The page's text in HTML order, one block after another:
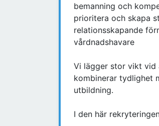
bemanning och
prioritera och skapa
relationsskapande
vårdnadshavare
Vi lägger stor vikt vid
kombinerar tydlighet
utbildning.
I den här